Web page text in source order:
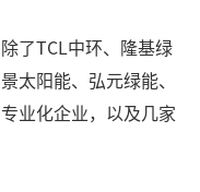
了TCL中环、隆基绿
太阳能、弘元绿能、
业化企业，以及几家